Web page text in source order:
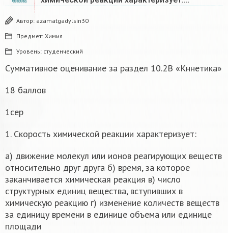
Автор: azamatgadylsin30
Предмет: Химия
Уровень: студенческий
Суммативное оценивание за раздел 10.2В «Кннетика»
18 баллов
1сер
1. Скорость химической реакции характеризует:
a) движение молекул или ионов реагирующих веществ
относительно друг друга б) время, за которое
заканчивается химическая реакция в) число
структурных единиц вещества, вступивших в
химическую реакцию г) изменение количеств веществ
за единицу времени в единице объема или единице
площади